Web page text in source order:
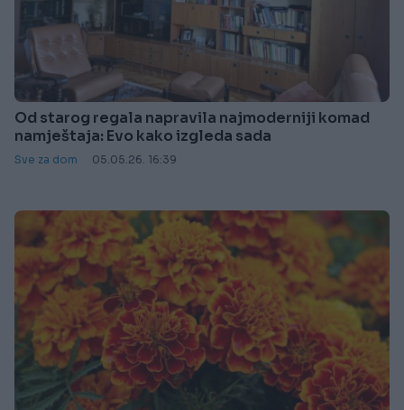
Od starog regala napravila najmoderniji komad
namještaja: Evo kako izgleda sada
Sve za dom 05.05.26. 16:39